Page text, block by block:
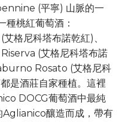
(平寧) 山脈的一
種桃紅葡萄酒：
格尼科塔布諾乾紅)、
(艾格尼科塔布諾
Rosato (艾格尼科
是酒莊自家種植。這裡
DOCG葡萄酒中最純
Aglianico釀造而成，帶有